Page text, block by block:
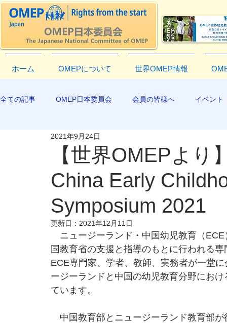
ホーム OMEPについて 世界OMEP情報
全ての記事 OMEP日本委員会 会員の皆様へ イベント
EXCO-COMMUNICATION
【世界OMEPより
China Early
Symposium 2021
2021年9月24日
更新日： 2021年12月11日
ニュージーランド・中国幼児教育（
国教育省の支援と指導のもとに行われる
ECE専門家、学者、教師、実務者が一堂
ージーランドと中国の幼児教育分野にお
ています。
中国教育部とニュージーランド教育部